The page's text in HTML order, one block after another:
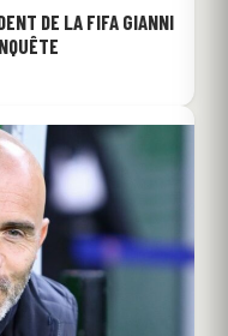
DE LA FIFA GIANNI